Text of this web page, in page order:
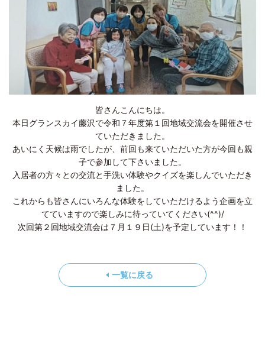
皆さんこんにちは。
本日グランスカイ藤沢で令和７年度第１回地域交流会を開催させ
ていただきました。
あいにく天候は雨でしたが、前回も来ていただいた方が今回も親
子で参加して下さいました。
入居者の方々との交流と手洗い体験やクイズを楽しんでいただき
ました。
これからも皆さんにいろんな体験をしていただけるよう企画を立
てていますので楽しみに待っていてください(^^)/
次回第２回地域交流会は７月１９日(土)を予定しています！！
一覧に戻る